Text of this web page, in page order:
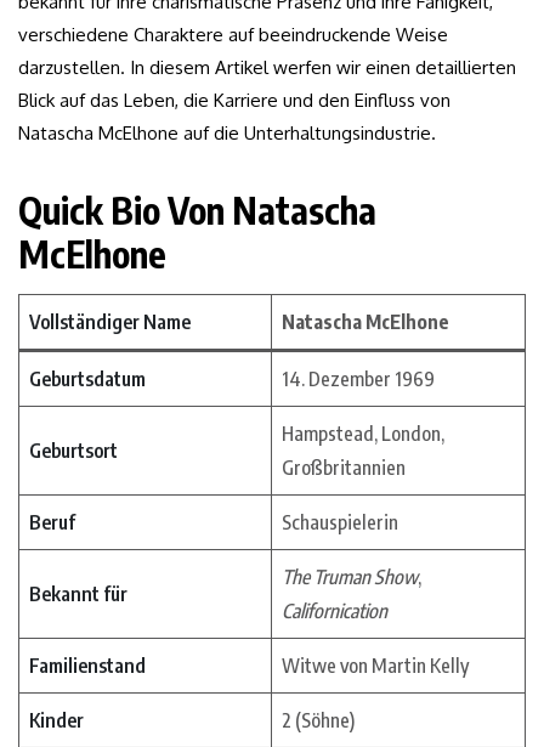
verschiedene Charaktere auf beeindruckende Weise
darzustellen. In diesem Artikel werfen wir einen detaillierten
Blick auf das Leben, die Karriere und den Einfluss von
Natascha McElhone auf die Unterhaltungsindustrie.
Quick Bio Von Natascha
McElhone
Vollständiger Name Natascha McElhone
Geburtsdatum 14. Dezember 1969
Geburtsort
Hampstead, London,
Großbritannien
Beruf Schauspielerin
Bekannt für
The Truman Show,
Californication
Familienstand Witwe von Martin Kelly
Kinder 2 (Söhne)